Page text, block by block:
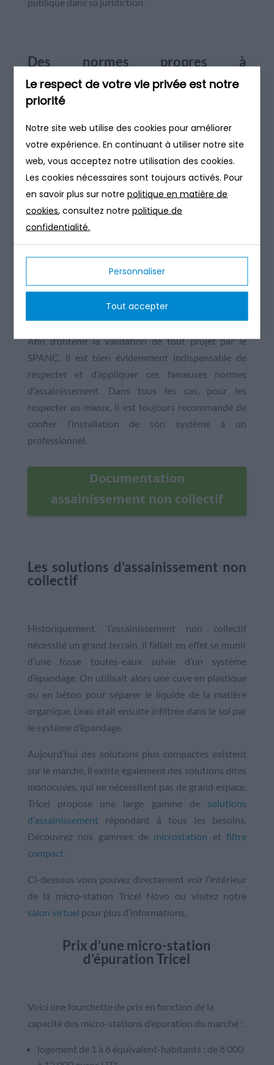
Le respect de votre vie privée est notre
priorité
Notre site web utilise des cookies pour améliorer
votre expérience. En continuant à utiliser notre site
web, vous acceptez notre utilisation des cookies.
Les cookies nécessaires sont toujours activés. Pour
en savoir plus sur notrepolitique en matière de
cookies, consultez notrepolitique de
confidentialité.
Personnaliser
Tout accepter
Des normes propres à
l’assainissement non collectif
Il est bon de souligner que
les normes
d’assainissement ne sont pas les mêmes pour un
système d’assainissement collectif, semi-collectif
et non collectif.
Pour ce dernier en particulier, la norme la plus
récente, baptisée NF DTU 64.1, a été mise en vigueur
2012. Elle prévoit diverses règles précises en ce qui
concerne les ouvrages et les différents équipements
à respecter ainsi que les configurations requises.
Afin d’obtenir la validation de tout projet par le
SPANC, il est bien évidemment indispensable de
respecter et d’appliquer ces fameuses normes
d’assainissement. Dans tous les cas, pour les
respecter au mieux, il est toujours recommandé de
confier l’installation de son système à un
professionnel.
Documentation
assainissement non collectif
Les solutions d’assainissement non
collectif
Historiquement, l’assainissement non collectif
nécessité un grand terrain, il fallait en effet se munir
d’une fosse toutes-eaux suivie d’un système
d’épandage. On utilisait alors une cuve en plastique
ou en béton pour séparer le liquide de la matière
organique. L’eau était ensuite infiltrée dans le sol par
le système d’épandage.
Aujourd’hui des solutions plus compactes existent
sur le marché, il existe également des solutions dites
monocuves, qui ne nécessitent pas de grand espace.
Tricel propose une large gamme de solutions
d’assainissement répondant à tous les besoins.
Découvrez nos gammes de microstation etfiltre
compact.
Ci-dessous vous pouvez directement voir l’intérieur
de la micro-station Tricel Novo ou visitez notre
salon virtuel pour plus d’informations.
Prix d’une micro-station
d’épuration Tricel
Voici une fourchette de prix en fonction de la
capacité des micro-stations d’épuration du marché :
logement de 1 à 6 équivalent-habitants : de 8 000